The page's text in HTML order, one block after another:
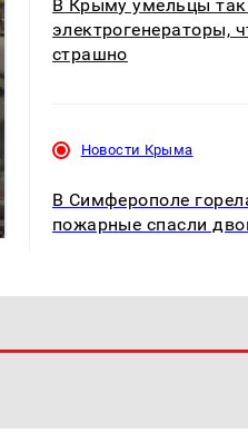
СМИ: В Химках на
машину напали и
подожгли.
В Крыму умельцы
электрогенераторы,
страшно
Новости Крыма
В Симферополе
пожарные спасли